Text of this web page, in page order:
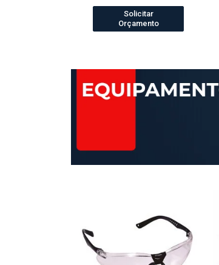
Solicitar
Orçamento